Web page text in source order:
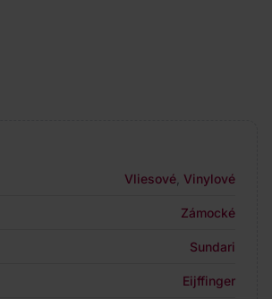
Vliesové Vinylové
Zámocké
Sundari
Eijffinger